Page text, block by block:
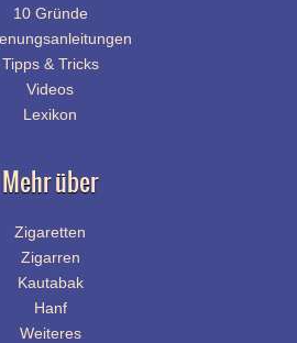
10 Gründe
Tipps & Tricks
Videos
Lexikon
Mehr über
Zigaretten
Zigarren
Kautabak
Hanf
Weiteres